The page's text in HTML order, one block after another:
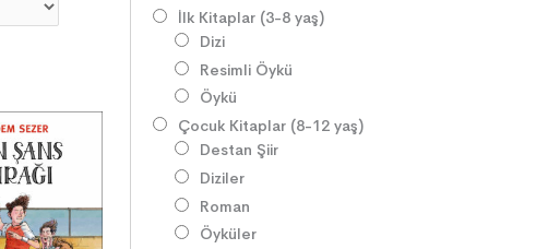
İlk Kitaplar (3-8 yaş)
Dizi
Resimli Öykü
Öykü
Çocuk Kitaplar (8-12 yaş)
Destan Şiir
Diziler
Roman
Öyküler